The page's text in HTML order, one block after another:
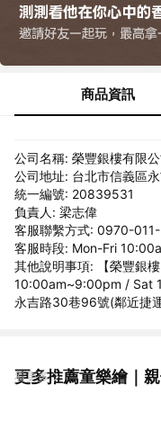
商品資訊
公司名稱: 榮豐銀樓有限公
公司地址: 台北市信義區
統一編號: 20839531
負責人: 梁志偉
客服聯繫方式: 0970-
客服時段: Mon-Fri
其他說明事項: 【榮豐銀
10:00am~9:00pm / Sat
永吉路30巷96號(鄰近捷
更多推薦童樂繪｜
看更多